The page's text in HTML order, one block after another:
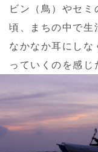
ビン（鳥）やセミ
頃、まちの中で生
なかなか耳にしな
っていくのを感じ